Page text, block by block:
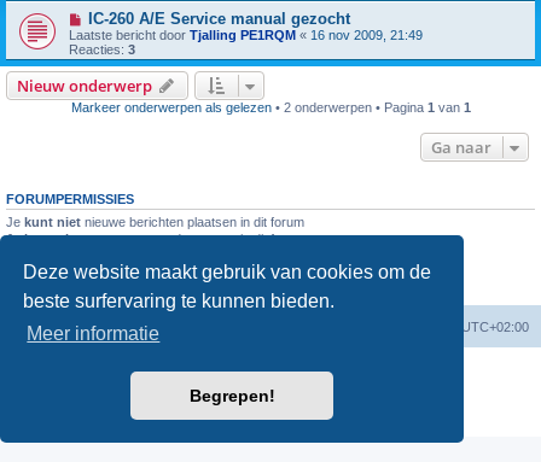
Deze website maakt gebruik van cookies om de
beste surfervaring te kunnen bieden.
Meer informatie
Begrepen!
IC-260 A/E Service manual gezocht
Laatste bericht door Tjalling PE1RQM « 16 nov 2009, 21:49
Reacties: 3
Nieuw onderwerp
Markeer onderwerpen als gelezen• 2 onderwerpen • Pagina 1 van 1
Ga naar
FORUMPERMISSIES
Je kunt niet nieuwe berichten plaatsen in dit forum
Jekunt nietreageren op onderwerpen in dit forum
kunt nietje eigen berichten verwijderen in dit forum
Forumoverzicht UTC+02:00
Powered byphpBB® Forum Software © phpBB Limited
Nederlandse vertaling door
Gebruikersvoorwaarden